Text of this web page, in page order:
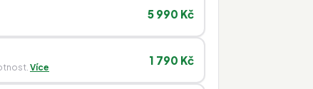
5 990 Kč
Více
1 790 Kč